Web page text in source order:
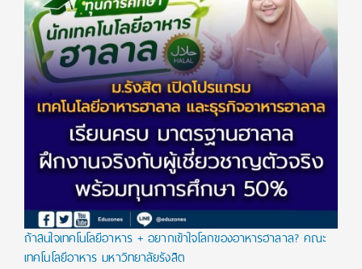
ถ้าสนใจเทคโนโลยีอาหาร + อยากเข้าใจโลกของอาหารฮาลาล? คณะ
เทคโนโลยีอาหาร มหาวิทยาลัยรังสิต